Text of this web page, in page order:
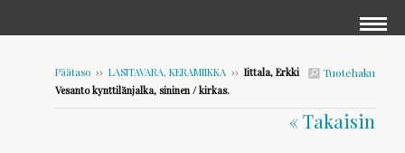
Tuotehaku
Päätaso ›› LASITAVARA, KERAMIIKKA ›› Iittala, Erkki
Vesanto kynttilänjalka, sininen / kirkas.
« Takaisin